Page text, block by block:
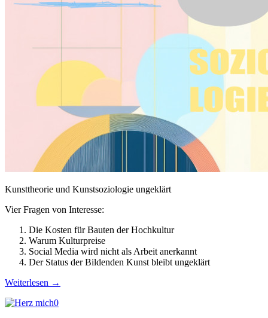
Kunsttheorie und Kunstsoziologie ungeklärt
Vier Fragen von Interesse:
Die Kosten für Bauten der Hochkultur
Warum Kulturpreise
Social Media wird nicht als Arbeit anerkannt
Der Status der Bildenden Kunst bleibt ungeklärt
Weiterlesen →
0